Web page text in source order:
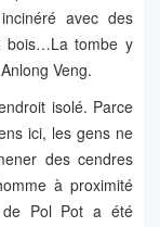
avec des
bois…La tombe y
Veng.
isolé. Parce
ici, les gens ne
des cendres
à proximité
de Pol Pot a été